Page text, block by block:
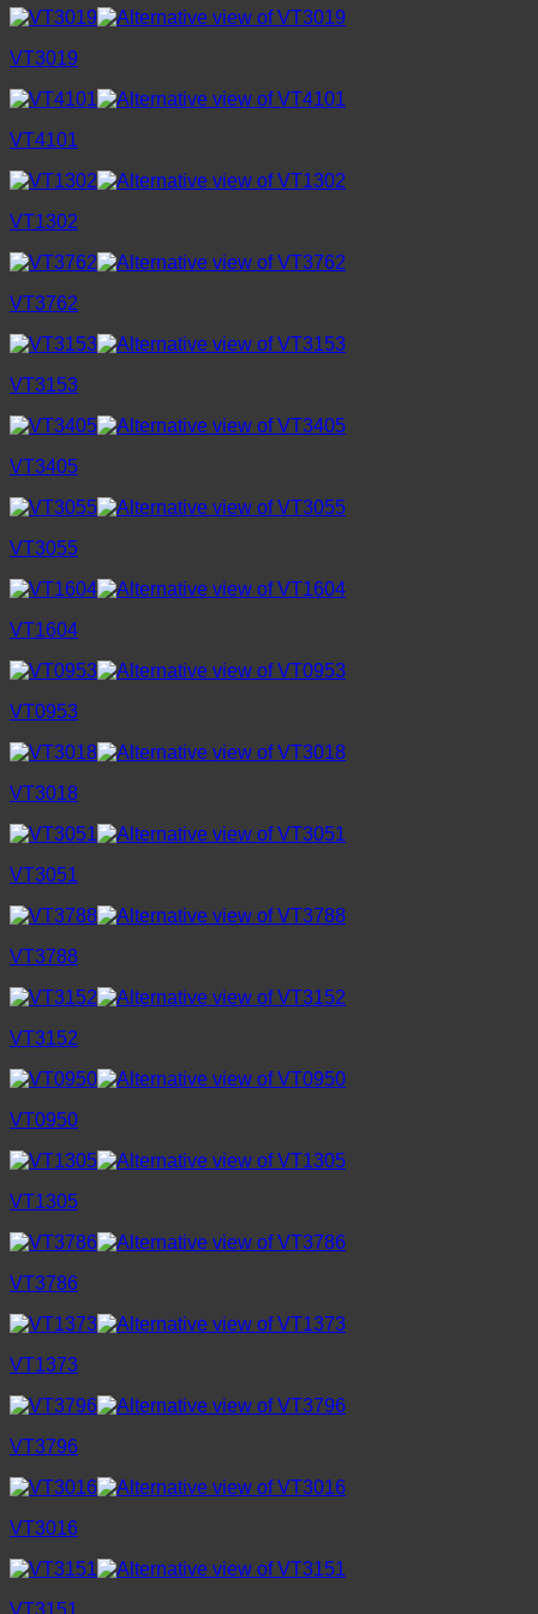
VT3019
VT4101
VT1302
VT3762
VT3153
VT3405
VT3055
VT1604
VT0953
VT3018
VT3051
VT3788
VT3152
VT0950
VT1305
VT3786
VT1373
VT3796
VT3016